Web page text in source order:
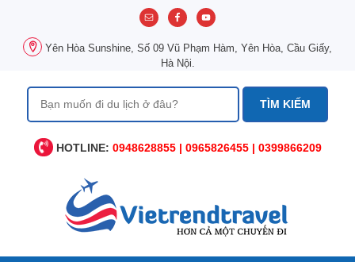
Yên Hòa Sunshine, Số 09 Vũ Phạm Hàm, Yên Hòa, Cầu Giấy,
Hà Nội.
Tìm
kiếm
HOTLINE: 0948628855 | 0965826455 | 0399866209